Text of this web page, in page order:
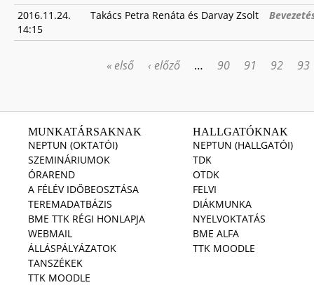
2016.11.24.
14:15
Takács Petra Renáta és Darvay Zsolt
« első ‹ előző … 90 91 92 93
MUNKATÁRSAKNAK
NEPTUN (OKTATÓI)
SZEMINÁRIUMOK
ÓRAREND
A FÉLÉV IDŐBEOSZTÁSA
TEREMADATBÁZIS
BME TTK RÉGI HONLAPJA
WEBMAIL
ÁLLÁSPÁLYÁZATOK
TANSZÉKEK
TTK MOODLE
HALLGATÓKNAK
NEPTUN (HALLGATÓI)
TDK
OTDK
FELVI
DIÁKMUNKA
NYELVOKTATÁS
BME ALFA
TTK MOODLE